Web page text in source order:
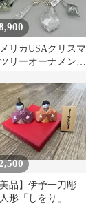
リカUSAクリスマ
リーオーナメント
&リース11点
美品】伊予一刀彫
形「しをり」